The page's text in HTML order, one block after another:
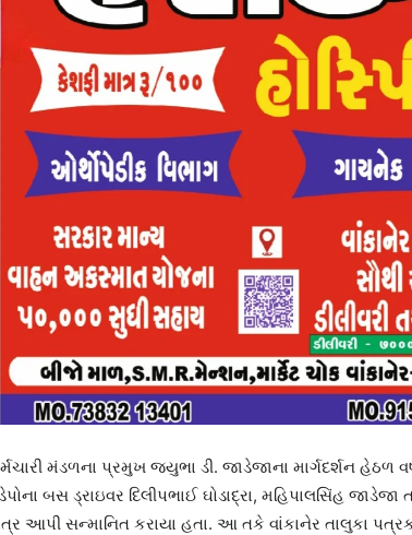
મંડળના પ્રમુખ જયુભા ડી. જાડેજાના માર્ગદર્શન હેઠળ
બસ ડ્રાઇવર દિલીપભાઈ ઘોડાદ્રા, મહિપાલસિંહ
આપી સન્માનિત કરાયા હતા. આ તકે વાંકાનેર તાલુકા